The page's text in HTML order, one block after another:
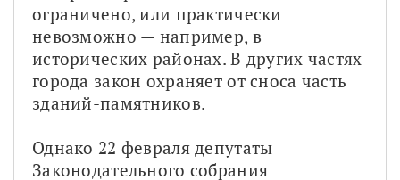
ограничено, или практически
невозможно — например, в
исторических районах. В других частях
города закон охраняет от сноса часть
зданий-памятников.
Однако 22 февраля депутаты